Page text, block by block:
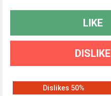
LIKE
DISLIKE
50% Dislikes